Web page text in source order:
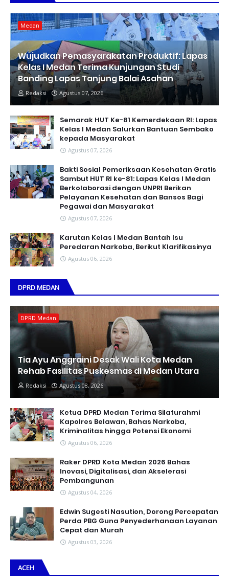
Medan
Wujudkan Pemasyarakatan Produktif: Lapas
Kelas I Medan Terima Kunjungan Studi
Banding Lapas Tanjung Balai Asahan
Redaksi Agustus 07, 2026
Semarak HUT Ke-81 Kemerdekaan RI: Lapas
Kelas I Medan Salurkan Bantuan Sembako
kepada Masyarakat
Agustus 07, 2026
Bakti Sosial Pemeriksaan Kesehatan Gratis
Sambut HUT RI ke-81: Lapas Kelas I Medan
Berkolaborasi dengan UNPRI Berikan
Pelayanan Kesehatan dan Bansos Bagi
Pegawai dan Masyarakat
Agustus 07, 2026
Karutan Kelas I Medan Bantah Isu
Peredaran Narkoba, Berikut Klarifikasinya
Agustus 06, 2026
DPRD MEDAN
DPRD Medan
Tia Ayu Anggraini Desak Wali Kota Medan
Rehab Fasilitas Puskesmas di Medan Utara
Redaksi Agustus 08, 2026
Ketua DPRD Medan Terima Silaturahmi
Kapolres Belawan, Bahas Narkoba,
Kriminalitas hingga Potensi Ekonomi
Agustus 06, 2026
Raker DPRD Kota Medan 2026 Bahas
Inovasi, Digitalisasi, dan Akselerasi
Pembangunan
Agustus 04, 2026
Edwin Sugesti Nasution, Dorong Percepatan
Perda PBG Guna Penyederhanaan Layanan
Cepat dan Murah
Agustus 03, 2026
ACEH